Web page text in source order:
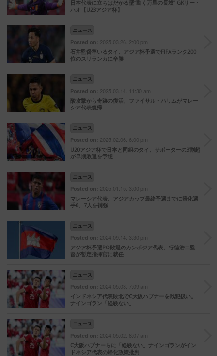
日本代表に立ちはだかる壁“動く万里の長城” GKリー・
ハオ【U23アジア杯】
ニュース
Posted on: 2025.03.26. 2:00 pm
石井監督率いるタイ、アジア杯予選でFIFAランク200
位のスリランカに辛勝
ニュース
Posted on: 2025.03.14. 11:30 am
酸攻撃から奇跡の復活。ファイサル・ハリムがマレー
シア代表復帰
ニュース
Posted on: 2025.02.06. 6:00 pm
U20アジア杯で日本と同組のタイ、サポーターの3割超
が早期敗退を予想
ニュース
Posted on: 2025.01.15. 3:00 pm
マレーシア代表、アジアカップ最終予選までに帰化選
手6、7人を補強
ニュース
Posted on: 2024.09.14. 3:30 pm
アジア杯予選PO敗退のカンボジア代表、行徳浩二監
督が暫定指揮官に就任
ニュース
Posted on: 2024.05.03. 7:09 am
インドネシア代表敗北でC大阪ハブナーを戦犯扱い。
ナインゴラン「経験ない」
ニュース
Posted on: 2024.05.02. 8:07 am
C大阪ハブナーらに「経験ない」ナインゴランがイン
ドネシア代表の帰化政策批判